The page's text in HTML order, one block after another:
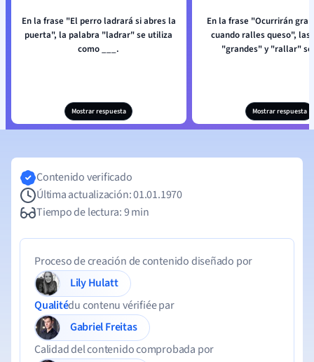
En la frase "El perro ladrará si abres la
puerta", la palabra "ladrar" se utiliza
como ___.
Mostrar respuesta
En la frase "Ocurrirán
cuando ralles queso", las
"grandes" y "rallar"
Mostrar respuesta
Contenido verificado
Última actualización: 01.01.1970
Tiempo de lectura: 9 min
Proceso de creación de contenido diseñado por
Lily Hulatt
Qualitédu contenu vérifiée par
Gabriel Freitas
Calidad del contenido comprobada por